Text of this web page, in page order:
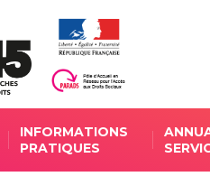
INFORMATIONS
PRATIQUES